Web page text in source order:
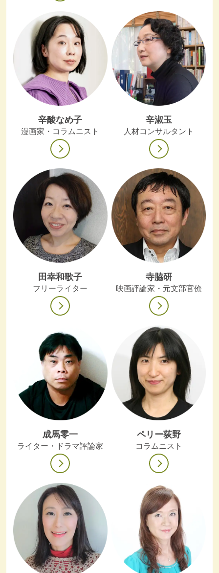
辛酸なめ子
漫画家・コラムニスト
辛淑玉
人材コンサルタント
田幸和歌子
フリーライター
寺脇研
映画評論家・元文部官僚
成馬零一
ライター・ドラマ評論家
ペリー荻野
コラムニスト